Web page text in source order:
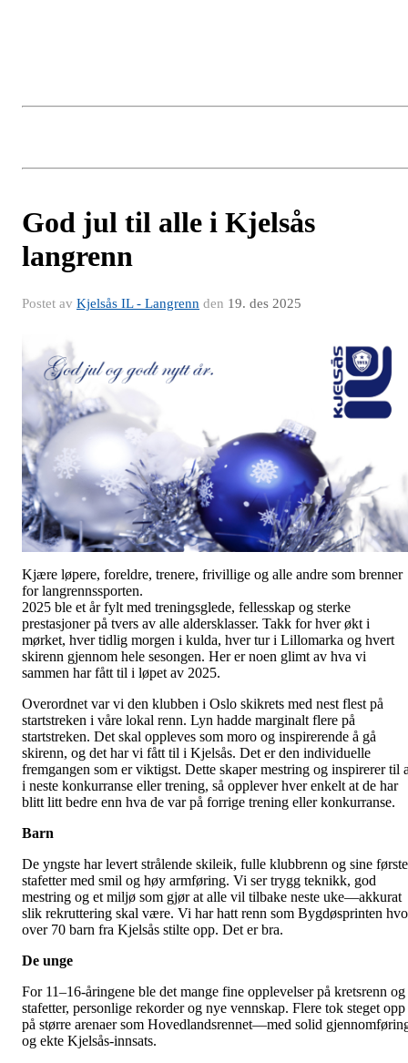
God jul til alle i Kjelsås
langrenn
Postet av Kjelsås IL - Langrenn den 19. des 2025
Kjære løpere, foreldre, trenere, frivillige og alle andre som brenner
for langrennssporten.
2025 ble et år fylt med treningsglede, fellesskap og sterke
prestasjoner på tvers av alle aldersklasser. Takk for hver økt i
mørket, hver tidlig morgen i kulda, hver tur i Lillomarka og hvert
skirenn gjennom hele sesongen. Her er noen glimt av hva vi
sammen har fått til i løpet av 2025.
Overordnet var vi den klubben i Oslo skikrets med nest flest på
startstreken i våre lokal renn. Lyn hadde marginalt flere på
startstreken. Det skal oppleves som moro og inspirerende å gå
skirenn, og det har vi fått til i Kjelsås. Det er den individuelle
fremgangen som er viktigst. Dette skaper mestring og inspirerer til
i neste konkurranse eller trening, så opplever hver enkelt at de har
blitt litt bedre enn hva de var på forrige trening eller konkurranse.
Barn
De yngste har levert strålende skileik, fulle klubbrenn og sine første
stafetter med smil og høy armføring. Vi ser trygg teknikk, god
mestring og et miljø som gjør at alle vil tilbake neste uke—akkurat
slik rekruttering skal være. Vi har hatt renn som Bygdøsprinten
over 70 barn fra Kjelsås stilte opp. Det er bra.
De unge
For 11–16-åringene ble det mange fine opplevelser på kretsrenn og
stafetter, personlige rekorder og nye vennskap. Flere tok steget opp
på større arenaer som Hovedlandsrennet—med solid
og ekte Kjelsås-innsats.